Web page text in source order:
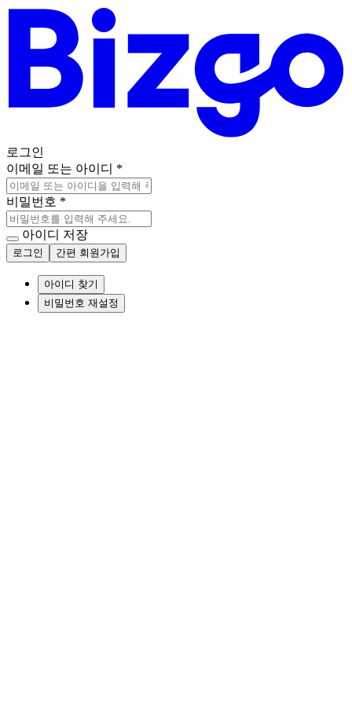
로그인
이메일 또는 아이디 *
비밀번호 *
아이디 저장
로그인 간편 회원가입
아이디 찾기
비밀번호 재설정